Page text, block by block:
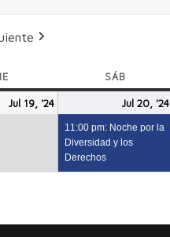
SÁB
Jul 19, '24
19,
2024
Jul 20, '24
11:00 pm: Noche por la
Diversidad y los
Derechos